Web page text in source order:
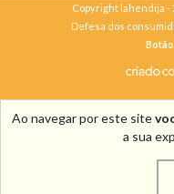
Ao navegar por este site
a sua
Copyright lahendija -
Defesa dos